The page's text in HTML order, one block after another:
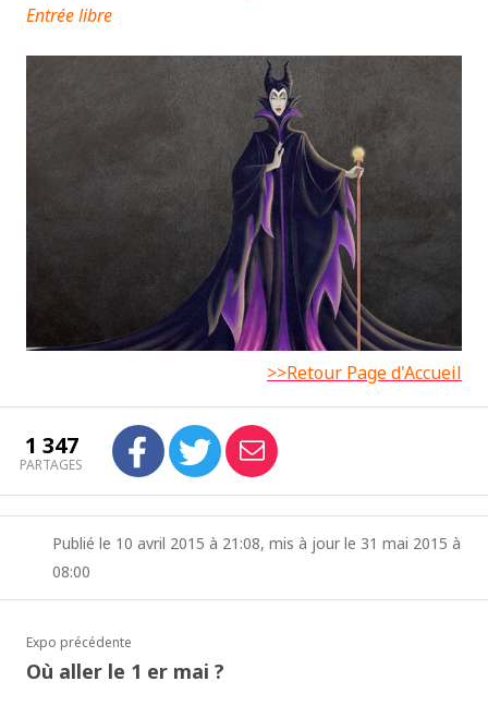
Entrée libre
>>Retour Page d'Accueil
1 347
PARTAGES
Publié le 10 avril 2015 à 21:08, mis à jour le 31 mai 2015 à
08:00
Expo précédente
Où aller le 1 er mai ?